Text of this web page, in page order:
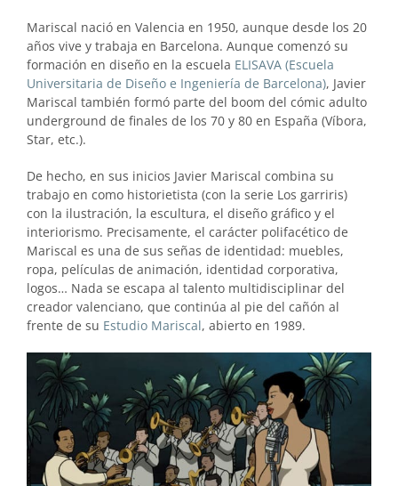
Mariscal nació en Valencia en 1950, aunque desde los 20
años vive y trabaja en Barcelona. Aunque comenzó su
formación en diseño en la escuela ELISAVA (Escuela
Universitaria de Diseño e Ingeniería de Barcelona), Javier
Mariscal también formó parte del boom del cómic adulto
underground de finales de los 70 y 80 en España (Víbora,
Star, etc.).
De hecho, en sus inicios Javier Mariscal combina su
trabajo en como historietista (con la serie Los garriris)
con la ilustración, la escultura, el diseño gráfico y el
interiorismo. Precisamente, el carácter polifacético de
Mariscal es una de sus señas de identidad: muebles,
ropa, películas de animación, identidad corporativa,
logos… Nada se escapa al talento multidisciplinar del
creador valenciano, que continúa al pie del cañón al
frente de su Estudio Mariscal, abierto en 1989.